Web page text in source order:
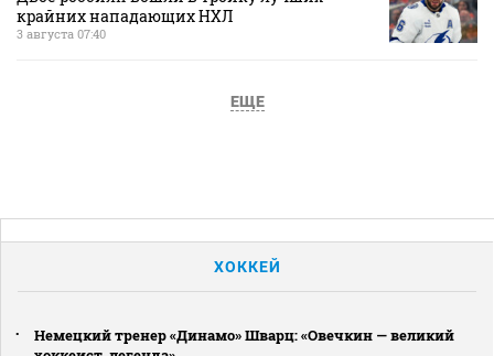
крайних нападающих НХЛ
3 августа 07:40
ЕЩЕ
ХОККЕЙ
Немецкий тренер «Динамо» Шварц: «Овечкин — великий